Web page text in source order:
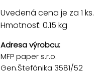
Uvedená cena je za 1 ks.
Hmotnosť: 0.15 kg
Adresa výrobcu:
MFP paper s.r.o.
Gen.Štefánika 3581/52